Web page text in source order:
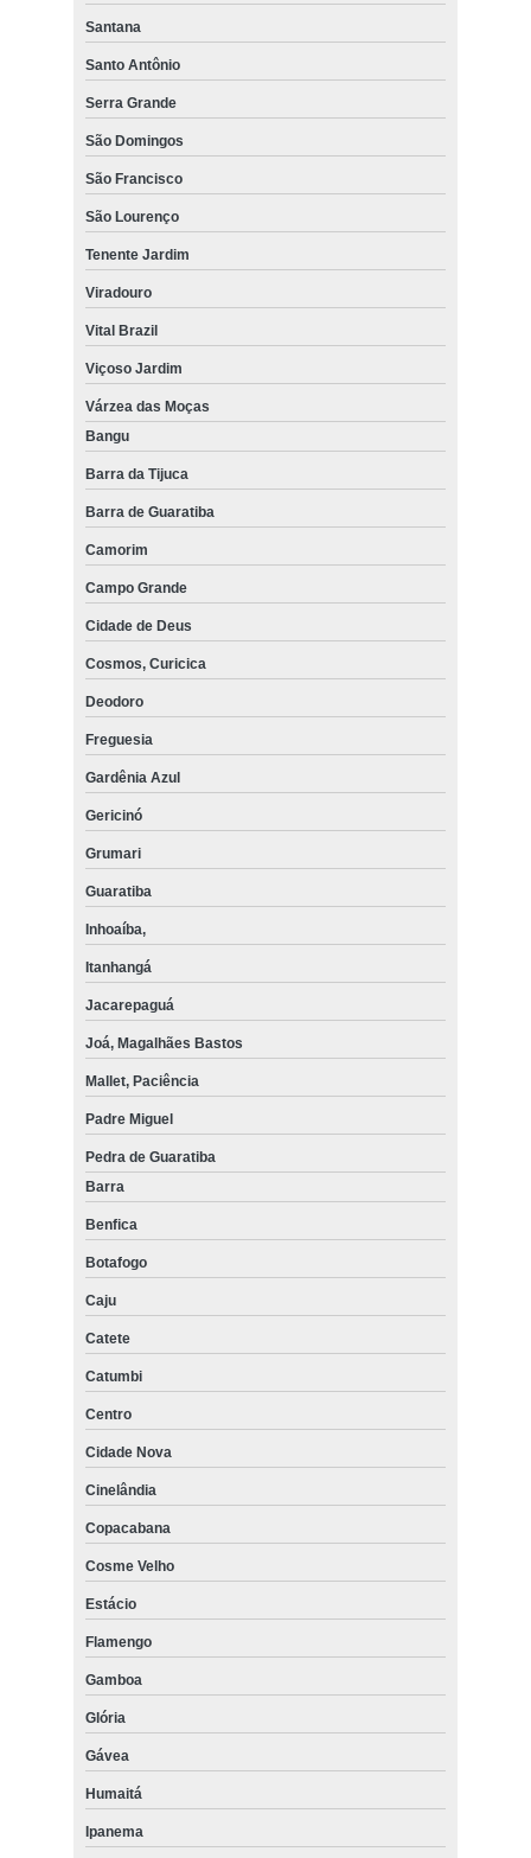
Santana
Santo Antônio
Serra Grande
São Domingos
São Francisco
São Lourenço
Tenente Jardim
Viradouro
Vital Brazil
Viçoso Jardim
Várzea das Moças
Bangu
Barra da Tijuca
Barra de Guaratiba
Camorim
Campo Grande
Cidade de Deus
Cosmos, Curicica
Deodoro
Freguesia
Gardênia Azul
Gericinó
Grumari
Guaratiba
Inhoaíba,
Itanhangá
Jacarepaguá
Joá, Magalhães Bastos
Mallet, Paciência
Padre Miguel
Pedra de Guaratiba
Barra
Benfica
Botafogo
Caju
Catete
Catumbi
Centro
Cidade Nova
Cinelândia
Copacabana
Cosme Velho
Estácio
Flamengo
Gamboa
Glória
Gávea
Humaitá
Ipanema